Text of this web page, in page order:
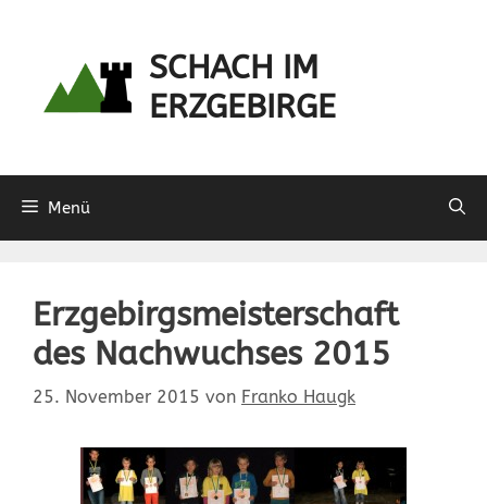
SCHACH IM
ERZGEBIRGE
Menü
Erzgebirgsmeisterschaft
des Nachwuchses 2015
25. November 2015 von Franko Haugk